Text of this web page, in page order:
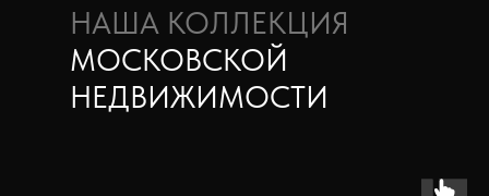
НАША КОЛЛЕКЦИЯ
МОСКОВСКОЙ
НЕДВИЖИМОСТИ